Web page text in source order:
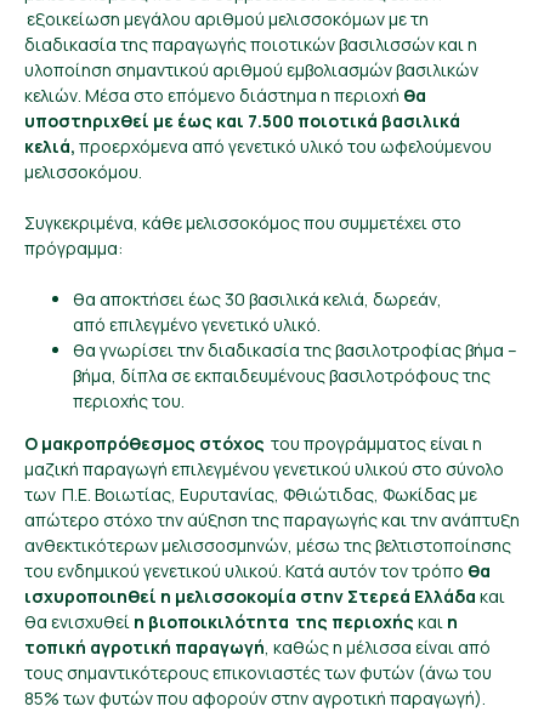
εξοικείωση μεγάλου αριθμού μελισσοκόμων με τη
διαδικασία της παραγωγής ποιοτικών βασιλισσώνκαι η
υλοποίηση σημαντικού αριθμού εμβολιασμών βασιλικών
κελιών. Μέσα στο επόμενο διάστημα η περιοχή θα
υποστηριχθεί με έως και 7.500 ποιοτικά βασιλικά
κελιά, προερχόμενα από γενετικό υλικό του ωφελούμενου
μελισσοκόμου.
Συγκεκριμένα, κάθε μελισσοκόμος που συμμετέχει στο
πρόγραμμα:
θα αποκτήσειέως 30 βασιλικά κελιά, δωρεάν,
από επιλεγμένο γενετικό υλικό.
θα γνωρίσει την διαδικασία της βασιλοτροφίας βήμα –
βήμα, δίπλα σε εκπαιδευμένουςβασιλοτρόφους της
περιοχής του.
Ο μακροπρόθεσμος στόχος του προγράμματος είναι η
μαζική παραγωγή επιλεγμένου γενετικού υλικού στο σύνολο
των Π.Ε. Βοιωτίας, Ευρυτανίας, Φθιώτιδας, Φωκίδας με
απώτερο στόχο την αύξηση της παραγωγής και την ανάπτυξη
ανθεκτικότερων μελισσοσμηνών, μέσω της βελτιστοποίησης
του ενδημικού γενετικού υλικού. Κατά αυτόν τον τρόπο θα
ισχυροποιηθεί η μελισσοκομία στην Στερεά Ελλάδα και
θα ενισχυθεί η βιοποικιλότητα της περιοχής και η
τοπική αγροτική παραγωγή, καθώς η μέλισσα είναι από
τους σημαντικότερους επικονιαστές των φυτών (άνω του
85% των φυτών που αφορούν στην αγροτική παραγωγή).